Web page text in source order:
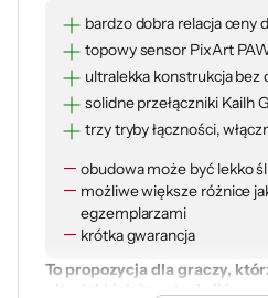
bardzo dobra relacja ceny
topowy sensor PixArt
ultralekka konstrukcja
solidne przełączniki Kailh
trzy tryby łączności,
obudowa może być lekko
możliwe większe różnice
egzemplarzami
krótka gwarancja
To propozycja dla graczy,